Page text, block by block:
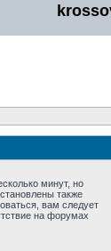
минут, но
также
вам следует
на форумах